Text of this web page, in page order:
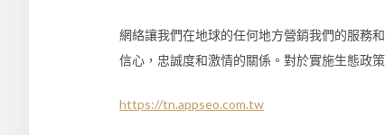
網絡讓我們在地球的任何地方營銷我們的服務
信心，忠誠度和激情的關係。對於實施生態政
https://tn.appseo.com.tw